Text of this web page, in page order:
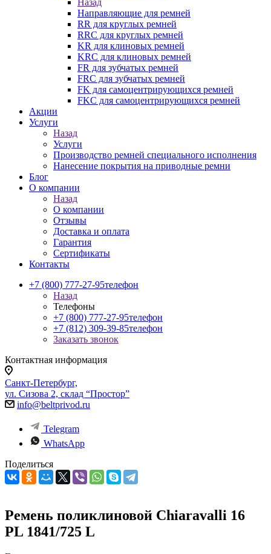
Направляющие для ремней
RR для круглых ремней
RRC для круглых ремней
KR для клиновых ремней
KRC для клиновых ремней
FR для зубчатых ремней
FRC для зубчатых ремней
FK для самоцентрирующихся ремней
FKC для самоцентрирующихся ремней
Акции
Услуги
Назад
Услуги
Производство ремней специального исполнения
Нанесение покрытия на приводные ремни
Блог
О компании
Назад
О компании
Отзывы
Доставка и оплата
Гарантия
Сертификаты
Контакты
+7 (800) 777-27-95телефон
Назад
Телефоны
+7 (800) 777-27-95телефон
+7 (812) 309-39-85телефон
Заказать звонок
Контактная информация
Санкт-Петербург,
ул. Сизова 2, склад “Простор”
info@beltprivod.ru
Telegram
WhatsApp
Поделиться
Ремень поликлиновой Chiaravalli 16
PL 1841/725 L